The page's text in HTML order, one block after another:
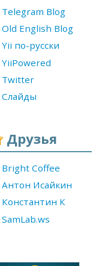
Telegram Blog
Old English Blog
Yii по-русски
YiiPowered
Twitter
Слайды
Друзья
Bright Coffee
Антон Исайкин
Константин К
SamLab.ws